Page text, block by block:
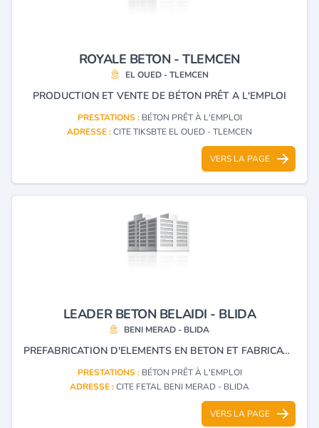
ROYALE BETON - TLEMCEN
EL OUED - TLEMCEN
PRODUCTION ET VENTE DE BÉTON PRÊT A L'EMPLOI
PRESTATIONS : BÉTON PRÊT À L'EMPLOI
ADRESSE :CITE TIKSBTE EL OUED - TLEMCEN
VERS LA PAGE
LEADER BETON BELAIDI - BLIDA
BENI MERAD - BLIDA
PREFABRICATION D'ELEMENTS EN BETON ET FABRICATION DU BETON PRET A L'EMPLOI.
PRESTATIONS : BÉTON PRÊT À L'EMPLOI
ADRESSE :CITE FETAL BENI MERAD - BLIDA
VERS LA PAGE